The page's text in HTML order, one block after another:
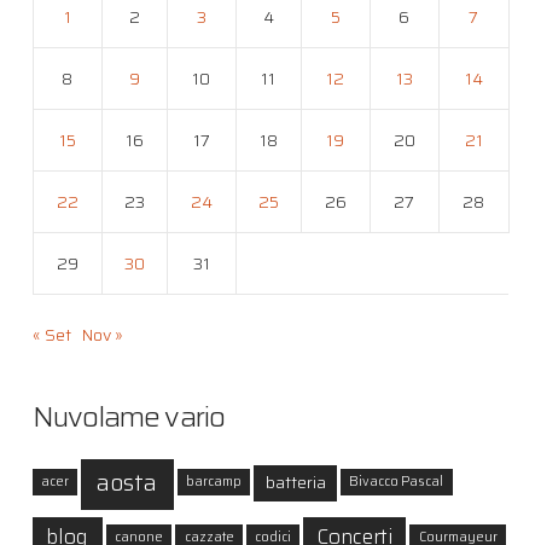
1 2 3 4 5 6 7
8 9 10 11 12 13 14
15 16 17 18 19 20 21
22 23 24 25 26 27 28
29 30 31
« Set Nov »
Nuvolame vario
acer aosta barcamp batteria Bivacco Pascal
blog canone cazzate codici Concerti Courmayeur